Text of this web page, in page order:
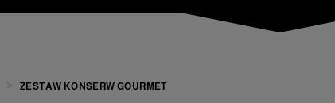
> ZESTAW KONSERW GOURMET